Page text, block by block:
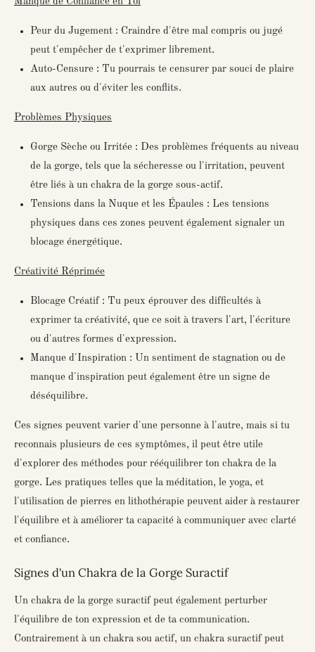
Peur du Jugement : Craindre d'être mal compris ou jugé
peut t'empêcher de t'exprimer librement.
Auto-Censure : Tu pourrais te censurer par souci de plaire
aux autres ou d'éviter les conflits.
Problèmes Physiques
Gorge Sèche ou Irritée : Des problèmes fréquents au niveau
de la gorge, tels que la sécheresse ou l'irritation, peuvent
être liés à un chakra de la gorge sous-actif.
Tensions dans la Nuque et les Épaules : Les tensions
physiques dans ces zones peuvent également signaler un
blocage énergétique.
Créativité Réprimée
Blocage Créatif : Tu peux éprouver des difficultés à
exprimer ta créativité, que ce soit à travers l'art, l'écriture
ou d'autres formes d'expression.
Manque d'Inspiration : Un sentiment de stagnation ou de
manque d'inspiration peut également être un signe de
déséquilibre.
Ces signes peuvent varier d'une personne à l'autre, mais si tu
reconnais plusieurs de ces symptômes, il peut être utile
d'explorer des méthodes pour rééquilibrer ton chakra de la
gorge. Les pratiques telles que la méditation, le yoga, et
l'utilisation de pierres en lithothérapie peuvent aider à restaurer
l'équilibre et à améliorer ta capacité à communiquer avec clarté
et confiance.
Signes d'un Chakra de la Gorge Suractif
Un chakra de la gorge suractif peut également perturber
l'équilibre de ton expression et de ta communication.
Contrairement à un chakra sou actif, un chakra suractif peut